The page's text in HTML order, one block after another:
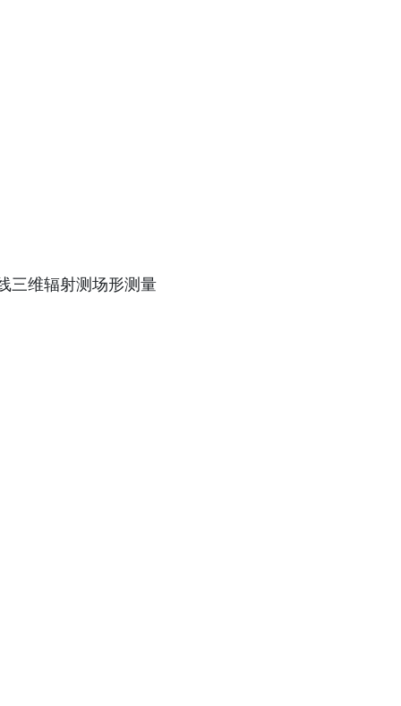
三维辐射测场形测量